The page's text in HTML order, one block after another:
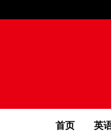
首页 英